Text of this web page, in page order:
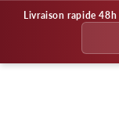
et
passer
Livraison rapide 48h